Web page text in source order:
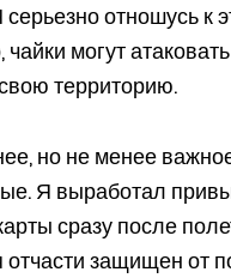
серьезно отношусь к
могут
территорию.
но не менее
Я выработал
сразу после
отчасти защищен от